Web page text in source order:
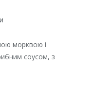
морквою і
соусом, з